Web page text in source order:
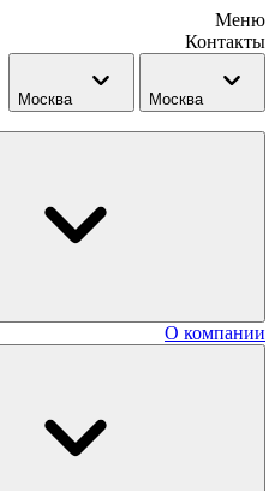
Меню
Контакты
Москва Москва
О компании